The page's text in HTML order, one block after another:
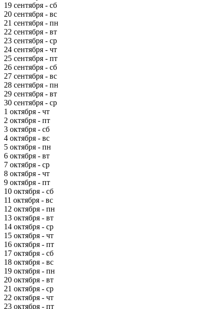
19 сентября - сб
20 сентября - вс
21 сентября - пн
22 сентября - вт
23 сентября - ср
24 сентября - чт
25 сентября - пт
26 сентября - сб
27 сентября - вс
28 сентября - пн
29 сентября - вт
30 сентября - ср
1 октября - чт
2 октября - пт
3 октября - сб
4 октября - вс
5 октября - пн
6 октября - вт
7 октября - ср
8 октября - чт
9 октября - пт
10 октября - сб
11 октября - вс
12 октября - пн
13 октября - вт
14 октября - ср
15 октября - чт
16 октября - пт
17 октября - сб
18 октября - вс
19 октября - пн
20 октября - вт
21 октября - ср
22 октября - чт
23 октября - пт